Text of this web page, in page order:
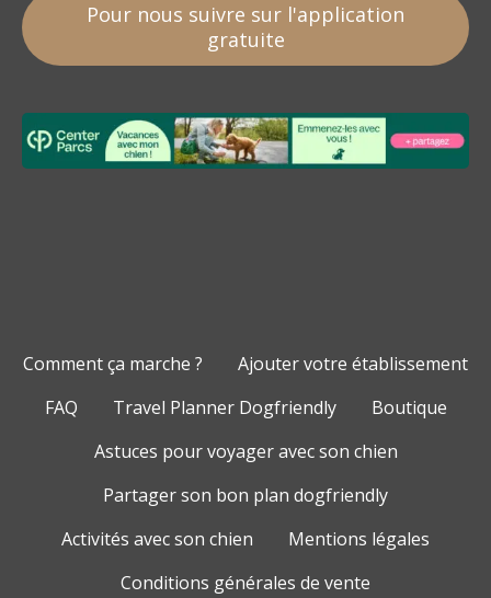
Pour nous suivre sur l'application
gratuite
Comment ça marche ?
Ajouter votre établissement
FAQ
Travel Planner Dogfriendly
Boutique
Astuces pour voyager avec son chien
Partager son bon plan dogfriendly
Activités avec son chien
Mentions légales
Conditions générales de vente